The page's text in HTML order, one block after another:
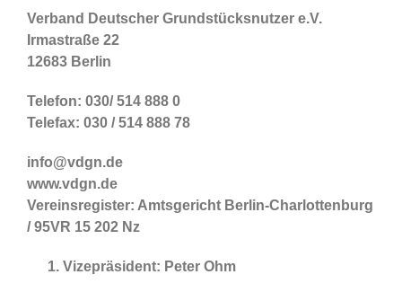
Verband Deutscher Grundstücksnutzer e.V.
Irmastraße 22
12683 Berlin
Telefon: 030/ 514 888 0
Telefax: 030 / 514 888 78
info@vdgn.de
www.vdgn.de
Vereinsregister: Amtsgericht Berlin-Charlottenburg
/ 95VR 15 202 Nz
Vizepräsident: Peter Ohm